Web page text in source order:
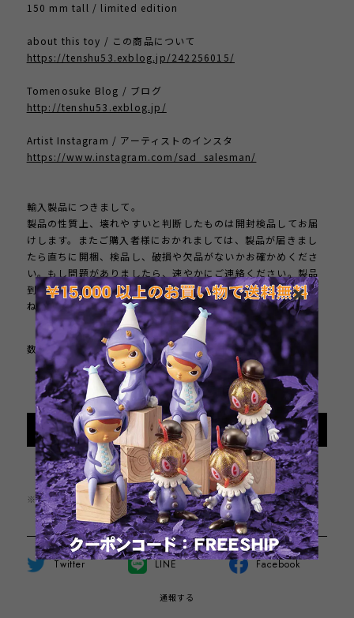
150 mm tall / limited edition
about this toy / この商品について
https://tenshu53.exblog.jp/242256015/
Tomenosuke Blog / ブログ
http://tenshu53.exblog.jp/
Artist Instagram / アーティストのインスタ
https://www.instagram.com/sad_salesman/
輸入製品につきまして。
製品の性質上、壊れやすいと判断したものは開封検品してお届
けします。またご購入者様におかれましては、製品が届きまし
たら直ちに開梱、検品し、破損や欠品がないかお確かめくださ
い。もし問題がありましたら、速やかにご連絡ください。製品
到着後、１週間以上が経過した製品のクレームにはお応えしか
ねます。
数量
International shipping available
Add to cart
日本国内にお住まいの方向け
※この商品は1点までのご注文とさせていただきます。
Twitter LINE Facebook
通報する